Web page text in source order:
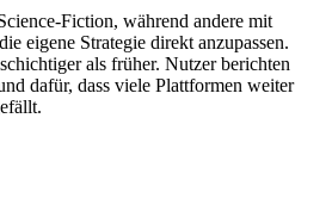
Fiction, während andere mit
eigene Strategie direkt anzupassen.
als früher. Nutzer berichten
dafür, dass viele Plattformen weiter